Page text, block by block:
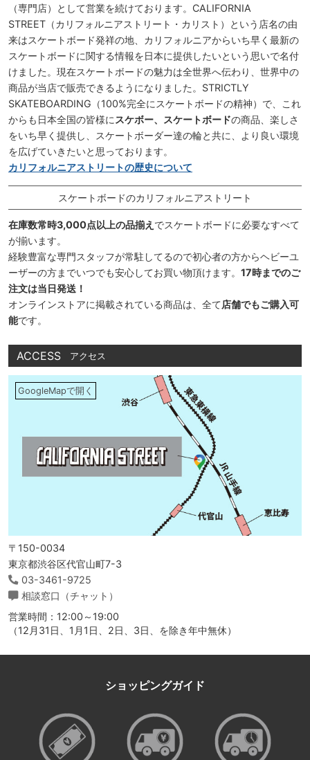
（専門店）として営業を続けております。CALIFORNIA
STREET（カリフォルニアストリート・カリスト）という店名の由
来はスケートボード発祥の地、カリフォルニアからいち早く最新の
スケートボードに関する情報を日本に提供したいという思いで名付
けました。現在スケートボードの魅力は全世界へ伝わり、世界中の
商品が当店で販売できるようになりました。STRICTLY
SKATEBOARDING（100%完全にスケートボードの精神）で、これ
からも日本全国の皆様に スケボー、スケートボードの商品、楽しさ
をいち早く提供し、スケートボーダー達の輪と共に、より良い環境
を広げていきたいと思っております。
カリフォルニアストリートの歴史について
スケートボードのカリフォルニアストリート
在庫数常時3,000点以上の品揃え でスケートボードに必要なすべて
が揃います。
経験豊富な専門スタッフが常駐してるので初心者の方からヘビーユ
ーザーの方までいつでも安心してお買い物頂けます。 17時までのご
注文は当日発送！
オンラインストアに掲載されている商品は、全て店舗でもご購入可
能です。
ACCESS アクセス
GoogleMapで開く
〒150-0034
東京都渋谷区代官山町7-3
03-3461-9725
相談窓口（チャット）
営業時間：12:00～19:00
（12月31日、1月1日、2日、3日、を除き年中無休）
ショッピングガイド